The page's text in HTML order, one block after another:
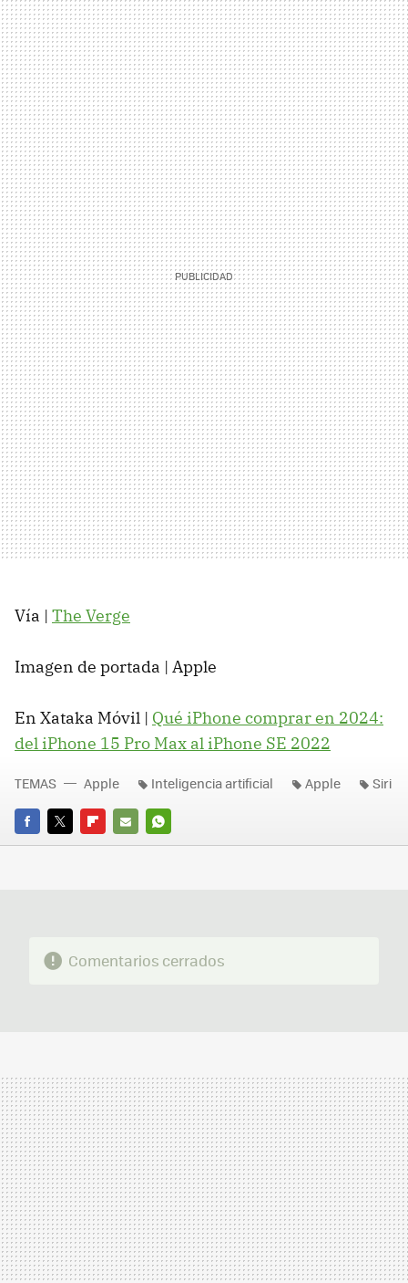
Vía | The Verge
Imagen de portada | Apple
En Xataka Móvil | Qué iPhone comprar en 2024:
del iPhone 15 Pro Max al iPhone SE 2022
FACEBOOK
TWITTERFLIPBOARD
E-
WHATSAPP
TEMAS Apple Inteligencia artificial Apple Siri
Comentarios cerrados